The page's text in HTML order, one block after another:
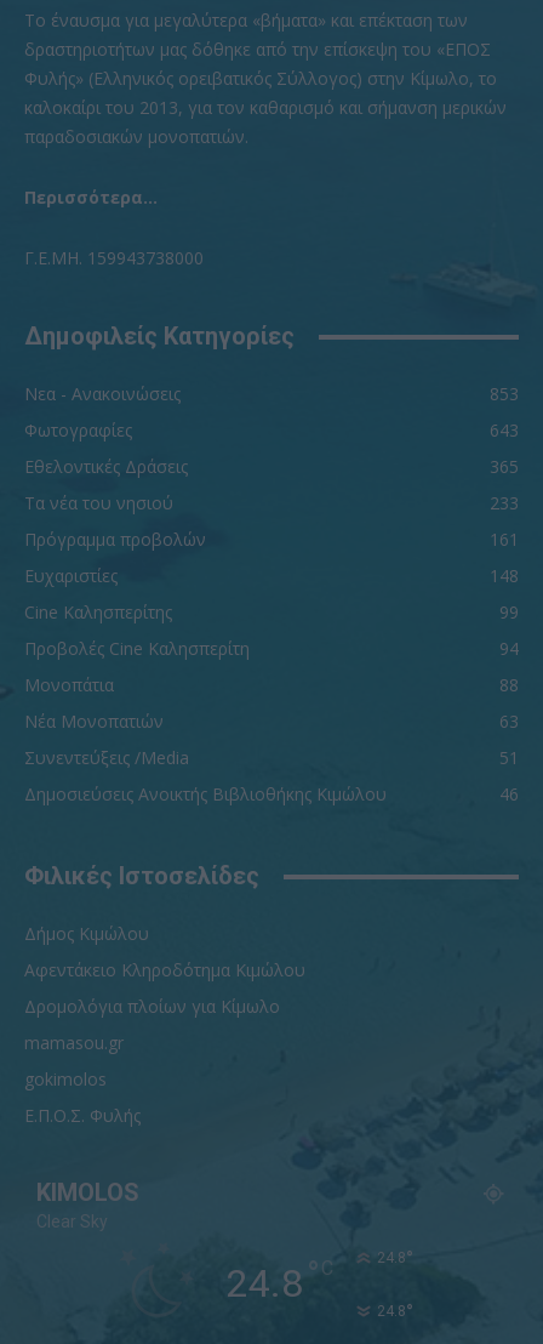
To έναυσμα για μεγαλύτερα «βήματα» και επέκταση των
δραστηριοτήτων μας δόθηκε από την επίσκεψη του «ΕΠΟΣ
Φυλής» (Ελληνικός ορειβατικός Σύλλογος) στην Κίμωλο, το
καλοκαίρι του 2013, για τον καθαρισμό και σήμανση μερικών
παραδοσιακών μονοπατιών.
Περισσότερα...
Γ.Ε.ΜΗ. 159943738000
Δημοφιλείς Κατηγορίες
Νεα - Ανακοινώσεις
853
Φωτογραφίες
643
Εθελοντικές Δράσεις
365
Τα νέα του νησιού
233
Πρόγραμμα προβολών
161
Ευχαριστίες
148
Cine Καλησπερίτης
99
Προβολές Cine Καλησπερίτη
94
Μονοπάτια
88
Νέα Μονοπατιών
63
Συνεντεύξεις /Media
51
Δημοσιεύσεις Ανοικτής Βιβλιοθήκης Κιμώλου
46
Φιλικές Ιστοσελίδες
Δήμος Κιμώλου
Αφεντάκειο Κληροδότημα Κιμώλου
Δρομολόγια πλοίων για Κίμωλο
mamasou.gr
gokimolos
Ε.Π.Ο.Σ. Φυλής
KIMOLOS
Clear Sky
24.8° C 24.8°
24.8°